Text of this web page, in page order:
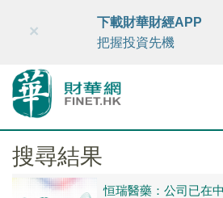
財華智庫網 FINTV
×
下載財華財經APP
把握投資先機
搜尋結果
恒瑞醫藥：公司已在